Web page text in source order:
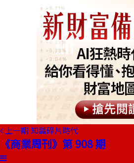
上一期 知識碎片時代
《商業周刊》第 908 期